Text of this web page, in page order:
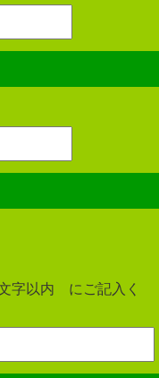
字以内 にご記入く